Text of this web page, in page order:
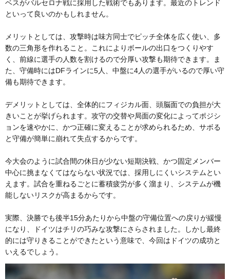
ベスがバルセロナ戦に採用した戦術でもあります。最近のトレンド
といって良いのかもしれません。
メリットとしては、攻撃時は味方同士でピッチ全体を広く使い、多
数の三角形を作れること。これによりボールの出口をつくりやす
く、前線に選手の人数を割けるので分厚い攻撃も期待できます。ま
た、守備時にはDFラインに5人、中盤に4人の選手がいるので厚い守
備も期待できます。
デメリットとしては、全体的にフィジカル面、頭脳面での負担が大
きいことが挙げられます。攻守の交替や局面の変化によってポジシ
ョンを速やかに、かつ正確に変えることが求められるため、サボる
と守備が簡単に崩れて失点するからです。
今大会のように試合間の休日が少ない短期決戦、かつ固定メンバー
中心に挑まなくてはならない状況では、採用しにくいシステムとい
えます。試合を重ねるごとに蓄積疲労が多く溜まり、システムが機
能しないリスクが高まるからです。
実際、決勝でも後半15分あたりから中盤の守備位置への戻りが緩慢
になり、ドイツはチリの巧みな攻撃にさらされました。しかし最終
的には守りきることができたという意味で、今回はドイツの成功と
いえるでしょう。